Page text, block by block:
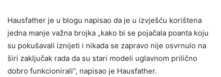
Hausfather je u blogu napisao da je u izvješću korištena
jedna manje važna brojka „kako bi se pojačala poanta koju
su pokušavali iznijeti i nikada se zapravo nije osvrnulo na
širi zaključak rada da su stari modeli uglavnom prilično
dobro funkcionirali“, napisao je Hausfather.